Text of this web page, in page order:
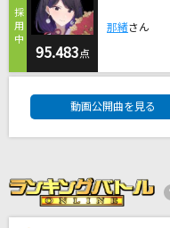
BLUE BIRD
浜崎あゆみ
Only Human(ビデ
95.483点
那緒さん
動画公開曲を見る